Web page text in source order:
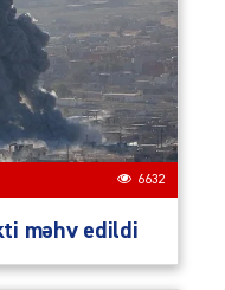
6632
məhv edildi